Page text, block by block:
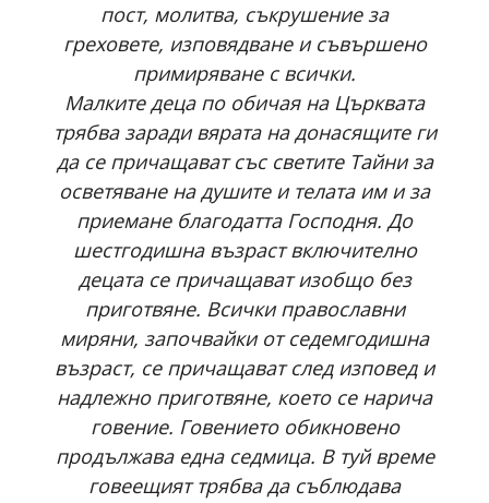
пост, молитва, съкрушение за
греховете, изповядване и съвършено
примиряване с всички.
Малките деца по обичая на Църквата
трябва заради вярата на донасящите ги
да се причащават със светите Тайни за
осветяване на душите и телата им и за
приемане благодатта Господня. До
шестгодишна възраст включително
децата се причащават изобщо без
приготвяне. Всички православни
миряни, започвайки от седемгодишна
възраст, се причащават след изповед и
надлежно приготвяне, което се нарича
говение. Говението обикновено
продължава една седмица. В туй време
говеещият трябва да съблюдава